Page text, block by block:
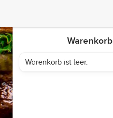
Warenkorb
Warenkorb ist leer.